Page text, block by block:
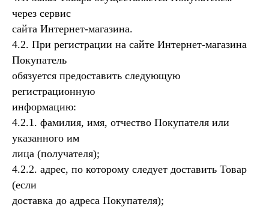
через сервис
сайта Интернет-магазина.
4.2. При регистрации на сайте Интернет-магазина
Покупатель
обязуется предоставить следующую
регистрационную
информацию:
4.2.1. фамилия, имя, отчество Покупателя или
указанного им
лица (получателя);
4.2.2. адрес, по которому следует доставить Товар
(если
доставка до адреса Покупателя);